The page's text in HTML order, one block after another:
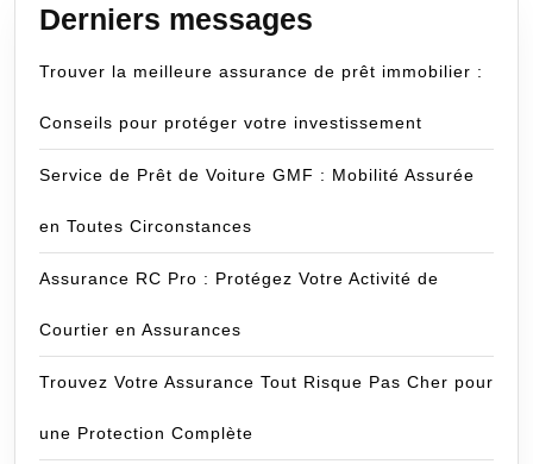
Derniers messages
Trouver la meilleure assurance de prêt immobilier :
Conseils pour protéger votre investissement
Service de Prêt de Voiture GMF : Mobilité Assurée
en Toutes Circonstances
Assurance RC Pro : Protégez Votre Activité de
Courtier en Assurances
Trouvez Votre Assurance Tout Risque Pas Cher pour
une Protection Complète